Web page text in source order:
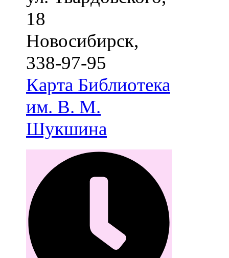
18
Новосибирск,
338-97-95
Карта Библиотека
им. В. М.
Шукшина